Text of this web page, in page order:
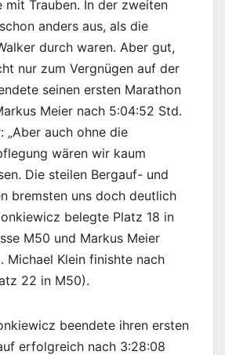
mit Trauben. In der zweiten
anders aus, als die
durch waren. Aber gut,
nur zum Vergnügen auf der
seinen ersten Marathon
Meier nach 5:04:52 Std.
„Aber auch ohne die
wären wir kaum
Die steilen Bergauf- und
bremsten uns doch deutlich
belegte Platz 18 in
M50 und Markus Meier
Michael Klein finishte nach
22 in M50).
beendete ihren ersten
erfolgreich nach 3:28:08